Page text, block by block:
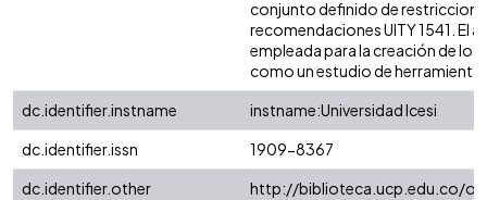
conjunto definido de
recomendaciones UITY 1541. El
empleada para la creación de
como un estudio de
dc.identifier.instname
instname:Universidad Icesi
dc.identifier.issn
1909-8367
dc.identifier.other
http://biblioteca.ucp.edu.co/